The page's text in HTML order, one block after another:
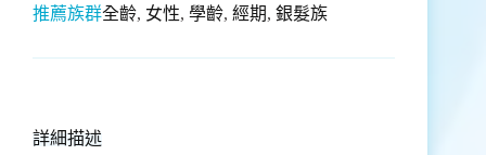
推薦族群全齡, 女性, 學齡, 經期, 銀髮族
詳細描述